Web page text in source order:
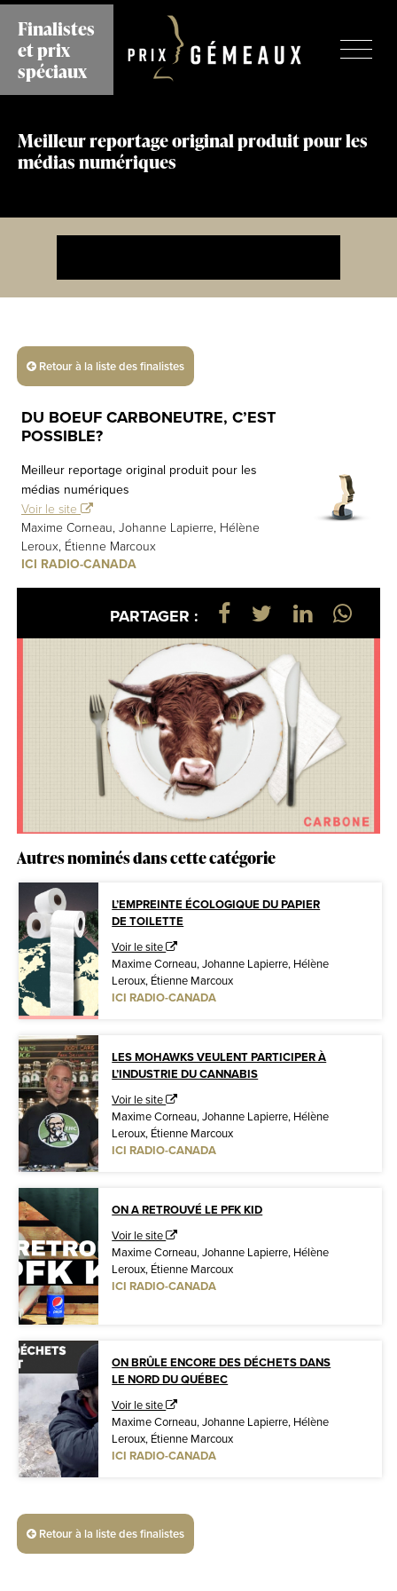
Aller
contenu
principal
Finalistes
et prix
spéciaux
Meilleur reportage original produit pour les
médias numériques
Retour à la liste des finalistes
DU BOEUF CARBONEUTRE, C’EST
POSSIBLE?
Meilleur reportage original produit pour les
médias numériques
Voir le site
Maxime Corneau, Johanne Lapierre, Hélène
Leroux, Étienne Marcoux
ICI RADIO-CANADA
PARTAGER :
Autres nominés dans cette catégorie
L’EMPREINTE ÉCOLOGIQUE DU PAPIER
DE TOILETTE
Voir le site
Maxime Corneau, Johanne Lapierre, Hélène
Leroux, Étienne Marcoux
ICI RADIO-CANADA
LES MOHAWKS VEULENT PARTICIPER À
L’INDUSTRIE DU CANNABIS
Voir le site
Maxime Corneau, Johanne Lapierre, Hélène
Leroux, Étienne Marcoux
ICI RADIO-CANADA
ON A RETROUVÉ LE PFK KID
Voir le site
Maxime Corneau, Johanne Lapierre, Hélène
Leroux, Étienne Marcoux
ICI RADIO-CANADA
ON BRÛLE ENCORE DES DÉCHETS DANS
LE NORD DU QUÉBEC
Voir le site
Maxime Corneau, Johanne Lapierre, Hélène
Leroux, Étienne Marcoux
ICI RADIO-CANADA
Retour à la liste des finalistes